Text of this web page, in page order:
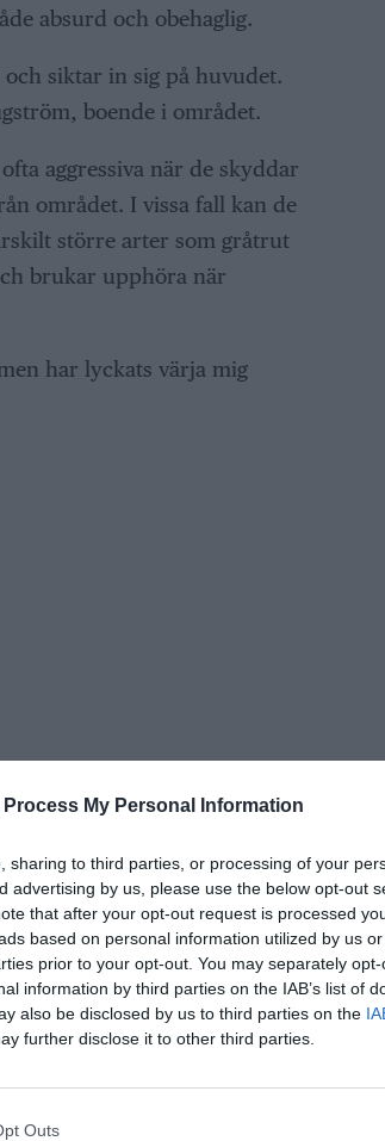
Process My Personal Information
sharing to third parties, or processing of your
advertising by us, please use the below opt-out
that after your opt-out request is processed
based on personal information utilized by us
prior to your opt-out. You may separately
information by third parties on the IAB’s list of
also be disclosed by us to third parties on the
further disclose it to other third parties.
Outs
absurd och obehaglig.
siktar in sig på huvudet.
boende i området.
aggressiva när de skyddar
området. I vissa fall kan de
större arter som gråtrut
brukar upphöra när
har lyckats värja mig
övre bryggårdsgärdet